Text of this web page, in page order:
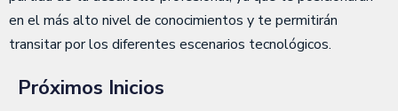
en el más alto nivel de conocimientos y te permitirán
transitar por los diferentes escenarios tecnológicos.
Próximos Inicios